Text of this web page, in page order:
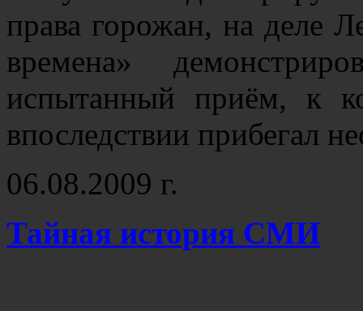
права горожан, на деле
времена»
испытанный приём, к
впоследствии прибегал
06.08.2009 г.
Тайная история СМИ